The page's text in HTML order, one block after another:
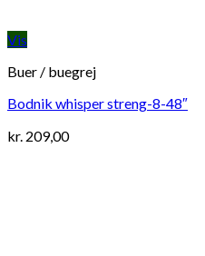
Vis
Buer / buegrej
Bodnik whisper streng-8-48″
kr. 209,00